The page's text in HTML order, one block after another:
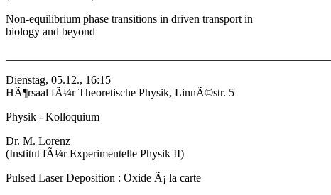
Non-equilibrium phase transitions in driven transport in
biology and beyond
Dienstag, 05.12., 16:15
HÃ¶rsaal fÃ¼r Theoretische Physik, LinnÃ©str. 5
Physik - Kolloquium
Dr. M. Lorenz
(Institut fÃ¼r Experimentelle Physik II)
Pulsed Laser Deposition : Oxide Ã¡ la carte